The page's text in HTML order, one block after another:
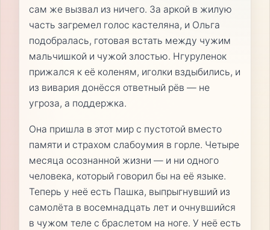
сам же вызвал из ничего. За аркой в жилую
часть загремел голос кастеляна, и Ольга
подобралась, готовая встать между чужим
мальчишкой и чужой злостью. Нгуруленок
прижался к её коленям, иголки вздыбились, и
из вивария донёсся ответный рёв — не
угроза, а поддержка.
Она пришла в этот мир с пустотой вместо
памяти и страхом слабоумия в горле. Четыре
месяца осознанной жизни — и ни одного
человека, который говорил бы на её языке.
Теперь у неё есть Пашка, выпрыгнувший из
самолёта в восемнадцать лет и очнувшийся
в чужом теле с браслетом на ноге. У неё есть